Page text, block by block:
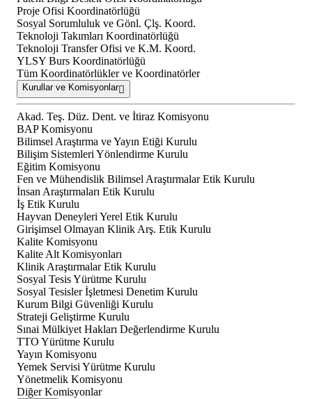
Proje Ofisi Koordinatörlüğü
Sosyal Sorumluluk ve Gönl. Çlş. Koord.
Teknoloji Takımları Koordinatörlüğü
Teknoloji Transfer Ofisi ve K.M. Koord.
YLSY Burs Koordinatörlüğü
Tüm Koordinatörlükler ve Koordinatörler
Kurullar ve Komisyonlar
Akad. Teş. Düz. Dent. ve İtiraz Komisyonu
BAP Komisyonu
Bilimsel Araştırma ve Yayın Etiği Kurulu
Bilişim Sistemleri Yönlendirme Kurulu
Eğitim Komisyonu
Fen ve Mühendislik Bilimsel Araştırmalar Etik Kurulu
İnsan Araştırmaları Etik Kurulu
İş Etik Kurulu
Hayvan Deneyleri Yerel Etik Kurulu
Girişimsel Olmayan Klinik Arş. Etik Kurulu
Kalite Komisyonu
Kalite Alt Komisyonları
Klinik Araştırmalar Etik Kurulu
Sosyal Tesis Yürütme Kurulu
Sosyal Tesisler İşletmesi Denetim Kurulu
Kurum Bilgi Güvenliği Kurulu
Strateji Geliştirme Kurulu
Sınai Mülkiyet Hakları Değerlendirme Kurulu
TTO Yürütme Kurulu
Yayın Komisyonu
Yemek Servisi Yürütme Kurulu
Yönetmelik Komisyonu
Diğer Komisyonlar